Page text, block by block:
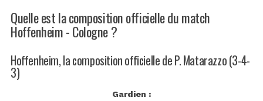
Quelle est la composition officielle du match
Hoffenheim - Cologne ?
Hoffenheim, la composition officielle de P. Matarazzo (3-4-
3)
Gardien :